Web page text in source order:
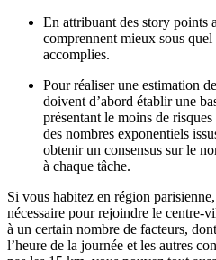
En attribuant des story points
comprennent mieux sous
accomplies.
Pour réaliser une estimation
doivent d’abord établir une
présentant le moins de
des nombres exponentiels
obtenir un consensus sur le
à chaque tâche.
Si vous habitez en région
nécessaire pour rejoindre le centre-
à un certain nombre de facteurs,
l’heure de la journée et les autres